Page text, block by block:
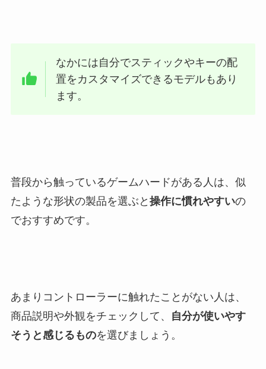
なかには自分でスティックやキーの配
置をカスタマイズできるモデルもあり
ます。
普段から触っているゲームハードがある人は、似
たような形状の製品を選ぶと 操作に慣れやすいの
でおすすめです。
あまりコントローラーに触れたことがない人は、
商品説明や外観をチェックして、
自分が使いやす
そうと感じるものを選びましょう。